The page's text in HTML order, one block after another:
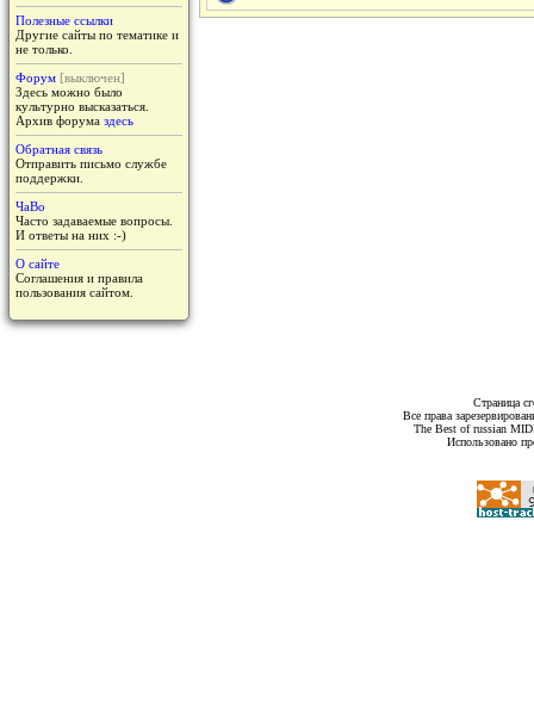
Полезные ссылки
Другие сайты по тематике и
не только.
Форум [выключен]
Здесь можно было
культурно высказаться.
Архив форума здесь
Обратная связь
Отправить письмо службе
поддержки.
ЧаВо
Часто задаваемые вопросы.
И ответы на них :-)
О сайте
Соглашения и правила
пользования сайтом.
Страница
Все права
The Best of russian
Использовано